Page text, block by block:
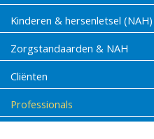
Kinderen & hersenletsel (NAH)
Zorgstandaarden & NAH
Cliënten
Professionals